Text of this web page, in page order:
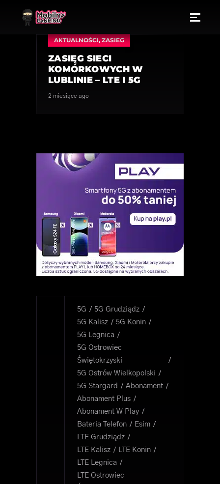
AKTUALNOŚCI,ZASIEG
ZASIĘG SIECI
KOMÓRKOWYCH W
LUBLINIE – LTE I 5G
2 miesiące ago
5G
5G Grudziądz
5G Kalisz
5G Konin
5G Legnica
5G Ostrowiec
Świętokrzyski
5G Ostrów Wielkopolski
5G Stargard
Abonament
Abonament Plus
Abonament W Play
Bateria Telefon
Esim
LTE Grudziądz
LTE Kalisz
LTE Konin
LTE Legnica
LTE Ostrowiec